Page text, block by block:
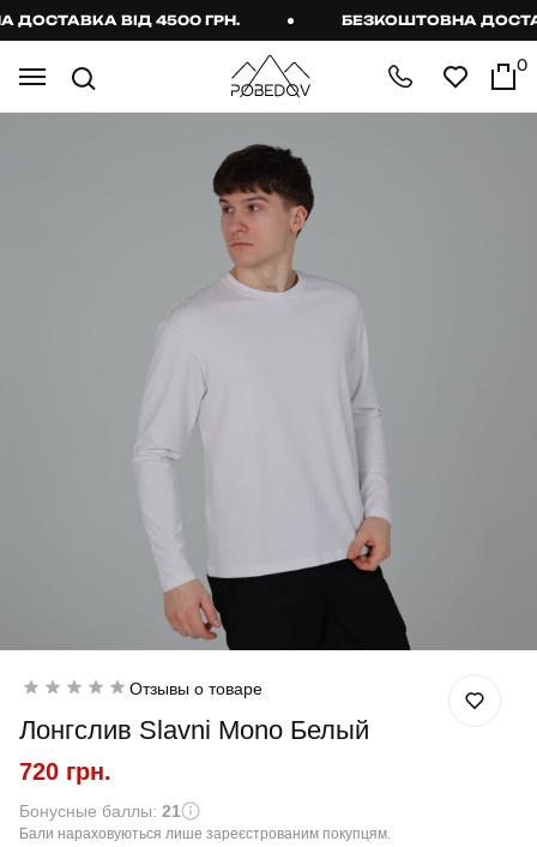
ВІД 4500 ГРН. БЕЗКОШТОВНА
0
Отзывы о товаре
Лонгслив Slavni Mono Белый
720 грн.
Бонусные баллы: 21
Бали нараховуються лише зареєстрованим покупцям.